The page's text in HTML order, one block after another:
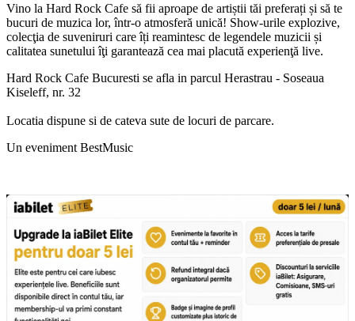
Vino la Hard Rock Cafe să fii aproape de artiștii tăi preferați și să te
bucuri de muzica lor, într-o atmosferă unică! Show-urile explozive,
colecţia de suveniruri care îți reamintesc de legendele muzicii și
calitatea sunetului îţi garantează cea mai placută experienţă live.
Hard Rock Cafe Bucuresti se afla in parcul Herastrau - Soseaua
Kiseleff, nr. 32
Locatia dispune si de cateva sute de locuri de parcare.
Un eveniment BestMusic